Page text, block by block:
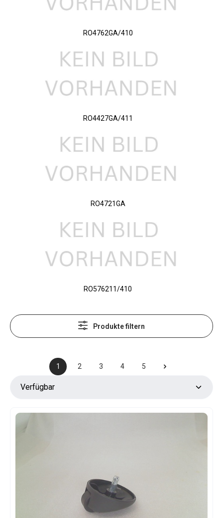
RO4762GA/410
RO4427GA/411
RO4721GA
RO576211/410
Produkte filtern
Seite
1
Seite
2
Seite
3
Seite
4
Seite
5